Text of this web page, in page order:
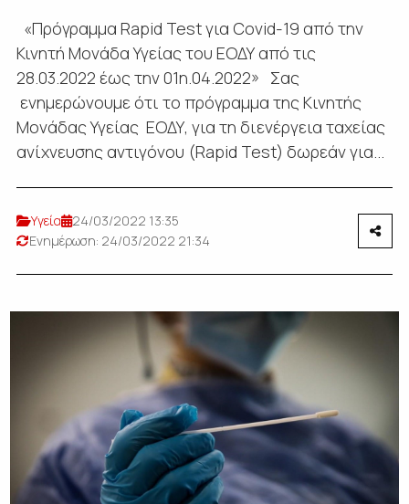
«Πρόγραμμα Rapid Test για Covid-19 από την
Κινητή Μονάδα Υγείας του ΕΟΔΥ από τις
28.03.2022 έως την 01η.04.2022» Σας
ενημερώνουμε ότι το πρόγραμμα της Kινητής
Μονάδας Υγείας ΕΟΔΥ, για τη διενέργεια ταχείας
ανίχνευσης αντιγόνου (Rapid Test) δωρεάν για...
Υγεία
24/03/2022 13:35
Ενημέρωση: 24/03/2022 21:34